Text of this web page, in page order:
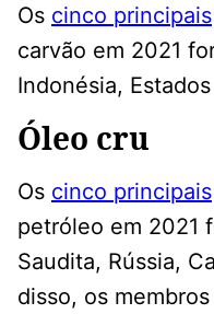
Os cinco principais
carvão em 2021
Indonésia,
Óleo cru
Os cinco principais
petróleo em 2021
Saudita, Rússia,
disso, os